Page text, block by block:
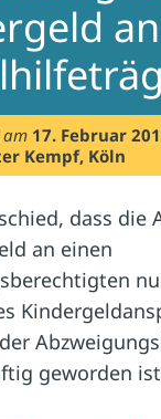
am 17. Februar
Kempf, Köln
dass die
an einen
geworden ist